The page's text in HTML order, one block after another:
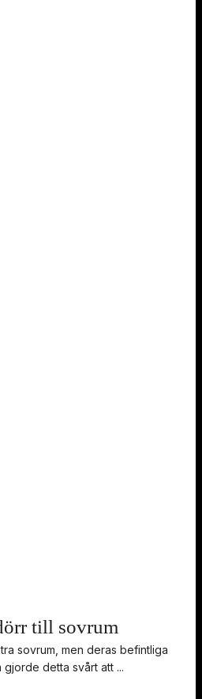
till sovrum
sovrum, men deras befintliga
detta svårt att ...